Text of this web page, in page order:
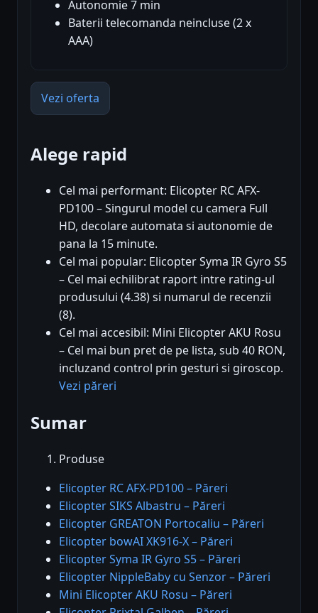
Autonomie 7 min
Baterii telecomanda neincluse (2 x
AAA)
Vezi oferta
Alege rapid
Cel mai performant: Elicopter RC AFX-
PD100 – Singurul model cu camera Full
HD, decolare automata si autonomie de
pana la 15 minute.
Cel mai popular: Elicopter Syma IR Gyro S5
– Cel mai echilibrat raport intre rating-ul
produsului (4.38) si numarul de recenzii
(8).
Cel mai accesibil: Mini Elicopter AKU Rosu
– Cel mai bun pret de pe lista, sub 40 RON,
incluzand control prin gesturi si giroscop.
Vezi păreri
Sumar
Produse
Elicopter RC AFX-PD100 – Păreri
Elicopter SIKS Albastru – Păreri
Elicopter GREATON Portocaliu – Păreri
Elicopter bowAI XK916-X – Păreri
Elicopter Syma IR Gyro S5 – Păreri
Elicopter NippleBaby cu Senzor – Păreri
Mini Elicopter AKU Rosu – Păreri